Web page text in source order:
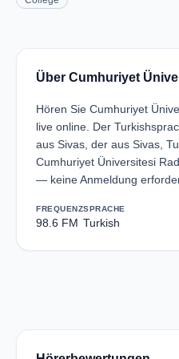
Über Cumhuriyet
Hören Sie Cumhuriyet
live online. Der
aus Sivas, der aus Sivas,
Cumhuriyet Üniversitesi
— keine Anmeldung
FREQUENZ
98.6 FM
SPRACHE
Turkish